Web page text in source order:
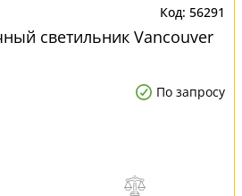
56291
светильник Vancouver
По запросу